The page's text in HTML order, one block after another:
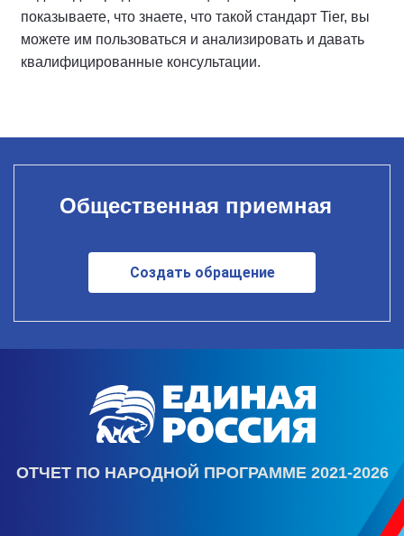
показываете, что знаете, что такой стандарт Tier, вы
можете им пользоваться и анализировать и давать
квалифицированные консультации.
Общественная приемная
Создать обращение
ОТЧЕТ ПО НАРОДНОЙ ПРОГРАММЕ 2021-2026